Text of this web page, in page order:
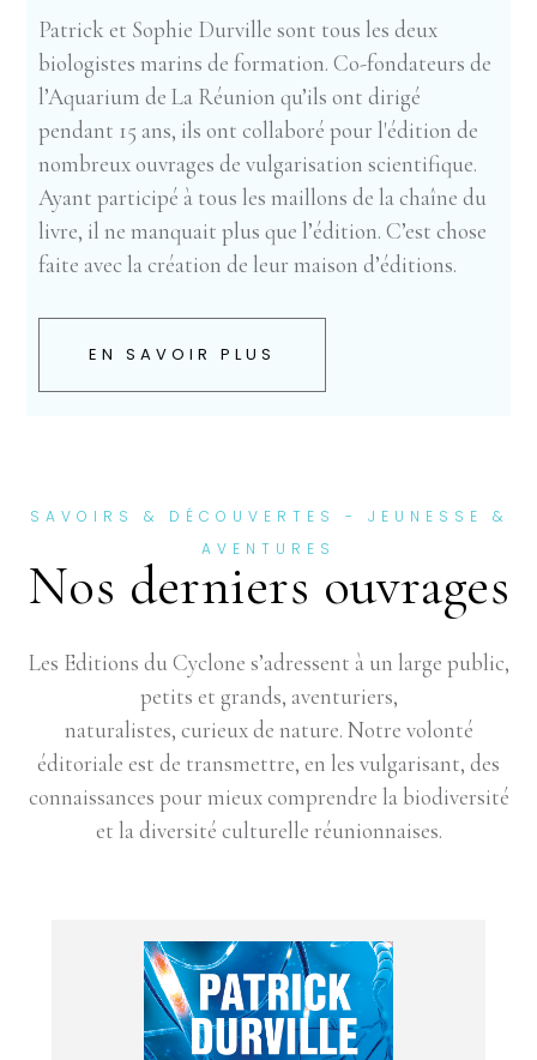
Patrick et Sophie Durville sont tous les deux
biologistes marins de formation. Co-fondateurs de
l’Aquarium de La Réunion qu’ils ont dirigé
pendant 15 ans, ils ont collaboré pour l'édition de
nombreux ouvrages de vulgarisation scientifique.
Ayant participé à tous les maillons de la chaîne du
livre, il ne manquait plus que l’édition. C’est chose
faite avec la création de leur maison d’éditions.
EN SAVOIR PLUS
SAVOIRS & DÉCOUVERTES - JEUNESSE &
AVENTURES
Nos derniers ouvrages
Les Editions du Cyclone s’adressent à un large public,
petits et grands, aventuriers,
naturalistes, curieux de nature. Notre volonté
éditoriale est de transmettre, en les vulgarisant, des
connaissances pour mieux comprendre la biodiversité
et la diversité culturelle réunionnaises.